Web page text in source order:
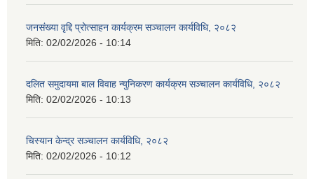
जनसंख्या वृद्दि प्रोत्साहन कार्यक्रम सञ्‍चालन कार्यविधि, २०८२
मिति: 02/02/2026 - 10:14
दलित समुदायमा बाल विवाह न्युनिकरण कार्यक्रम सञ्‍चालन कार्यविधि, २०८२
मिति: 02/02/2026 - 10:13
चिस्यान केन्द्र सञ्‍चालन कार्यविधि, २०८२
मिति: 02/02/2026 - 10:12